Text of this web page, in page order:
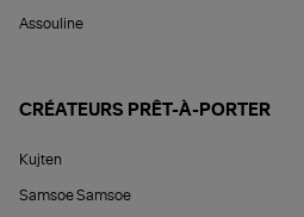
Assouline
CRÉATEURS PRÊT-À-PORTER
Kujten
Samsoe Samsoe